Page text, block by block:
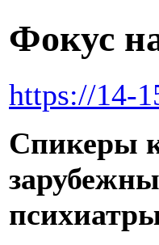
Фокус
https://14-
Спикеры